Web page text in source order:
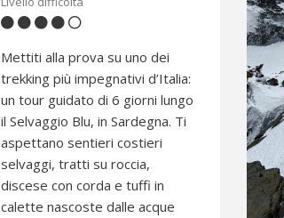
Mettiti alla prova su uno dei
trekking più impegnativi d’Italia:
un tour guidato di 6 giorni lungo
il Selvaggio Blu, in Sardegna. Ti
aspettano sentieri costieri
selvaggi, tratti su roccia,
discese con corda e tuffi in
calette nascoste dalle acque